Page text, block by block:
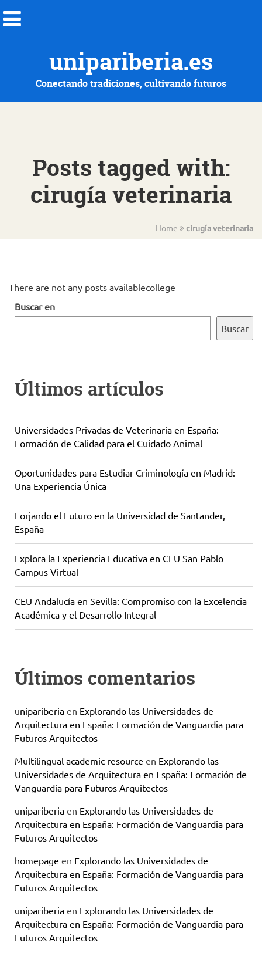
unipariberia.es
Conectando tradiciones, cultivando futuros
Posts tagged with:
cirugía veterinaria
Home cirugía veterinaria
There are not any posts availablecollege
Buscar en
Buscar
Últimos artículos
Universidades Privadas de Veterinaria en España:
Formación de Calidad para el Cuidado Animal
Oportunidades para Estudiar Criminología en Madrid:
Una Experiencia Única
Forjando el Futuro en la Universidad de Santander,
España
Explora la Experiencia Educativa en CEU San Pablo
Campus Virtual
CEU Andalucía en Sevilla: Compromiso con la Excelencia
Académica y el Desarrollo Integral
Últimos comentarios
unipariberia en Explorando las Universidades de
Arquitectura en España: Formación de Vanguardia para
Futuros Arquitectos
Multilingual academic resource en Explorando las
Universidades de Arquitectura en España: Formación de
Vanguardia para Futuros Arquitectos
unipariberia en Explorando las Universidades de
Arquitectura en España: Formación de Vanguardia para
Futuros Arquitectos
homepage en Explorando las Universidades de
Arquitectura en España: Formación de Vanguardia para
Futuros Arquitectos
unipariberia en Explorando las Universidades de
Arquitectura en España: Formación de Vanguardia para
Futuros Arquitectos